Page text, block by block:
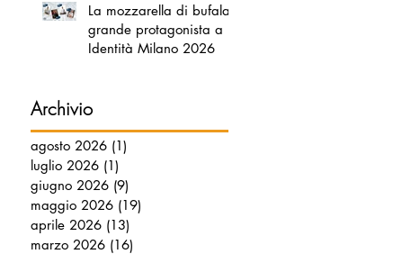
La mozzarella di bufala
grande protagonista a
Identità Milano 2026
Archivio
agosto 2026 (1)
luglio 2026 (1)
giugno 2026 (9)
maggio 2026 (19)
aprile 2026 (13)
marzo 2026 (16)